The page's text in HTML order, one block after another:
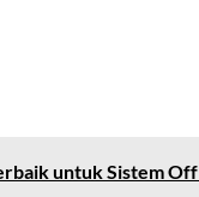
untuk Sistem